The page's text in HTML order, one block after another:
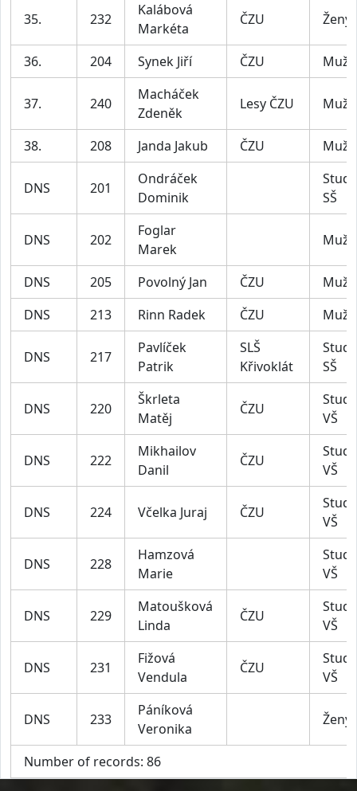
35. 232
Kalábová
Markéta
ČZU Ženy
36. 204 Synek Jiří ČZU Muži
37. 240
Macháček
Zdeněk
Lesy ČZU Muži
38. 208 Janda Jakub ČZU Muži
DNS 201
Ondráček
Dominik
SŠ
DNS 202
Foglar
Marek
Muži
DNS 205 Povolný Jan ČZU
Muži
DNS
213 Rinn Radek ČZU Muži
DNS 217
Pavlíček
Patrik
SLŠ
Křivoklát
SŠ
DNS 220
Škrleta
Matěj
ČZU
VŠ
DNS 222
Mikhailov
Danil
ČZU
VŠ
DNS 224 Včelka Juraj ČZU
VŠ
DNS 228
Hamzová
Marie
VŠ
DNS 229
Matoušková
Linda
ČZU
VŠ
DNS 231
Fižová
Vendula
ČZU
VŠ
DNS 233
Páníková
Veronika
Ženy
Number of records: 86